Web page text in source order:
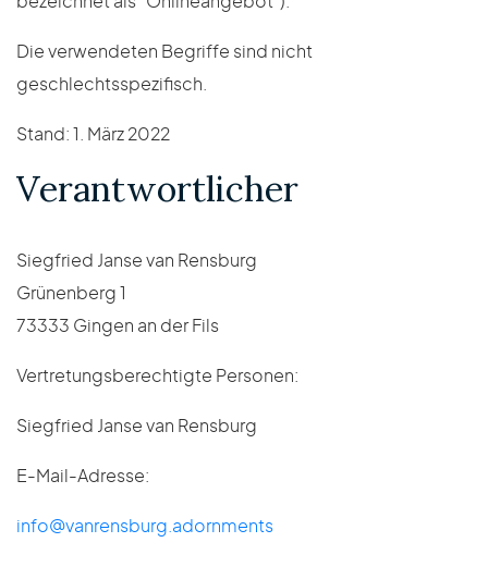
Die verwendeten Begriffe sind nicht
geschlechtsspezifisch.
Stand: 1. März 2022
Verantwortlicher
Siegfried Janse van Rensburg
Grünenberg 1
73333 Gingen an der Fils
Vertretungsberechtigte Personen:
Siegfried Janse van Rensburg
E-Mail-Adresse:
info@vanrensburg.adornments